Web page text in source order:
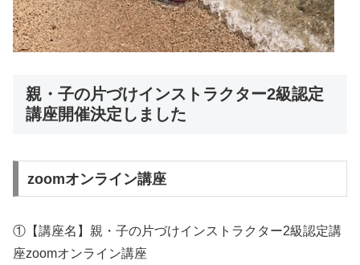
親・子の片づけインストラクター2級認定
講座開催決定しました
zoomオンライン講座
①【講座名】親・子の片づけインストラクター2級認定講
座zoomオンライン講座